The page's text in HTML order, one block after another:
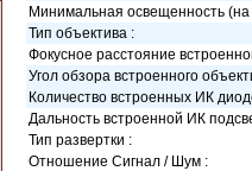
Минимальная освещенность (на
Тип объектива :
Фокусное расстояние
Угол обзора встроенного
Количество встроенных ИК
Дальность встроенной ИК
Тип развертки :
Отношение Сигнал / Шум :